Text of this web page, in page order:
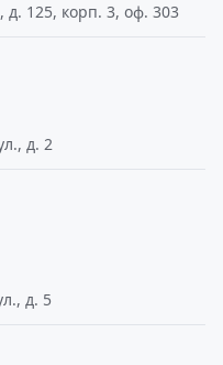
125, корп. 3, оф. 303
д. 2
д. 5